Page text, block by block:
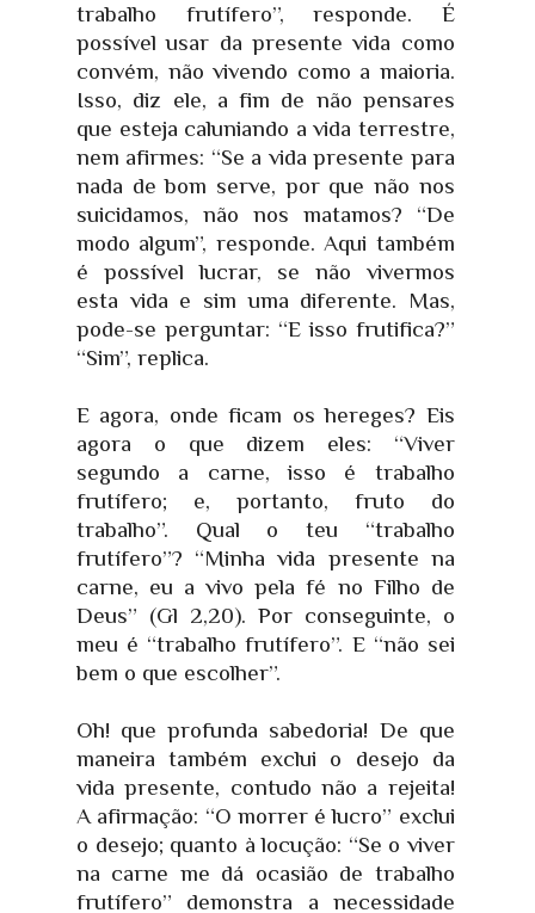
trabalho frutífero”, responde. É
possível usar da presente vida como
convém, não vivendo como a maioria.
Isso, diz ele, a fim de não pensares
que esteja caluniando a vida terrestre,
nem afirmes: “Se a vida presente para
nada de bom serve, por que não nos
suicidamos, não nos matamos? “De
modo algum”, responde. Aqui também
é possível lucrar, se não vivermos
esta vida e sim uma diferente. Mas,
pode-se perguntar: “E isso frutifica?”
“Sim”, replica.
E agora, onde ficam os hereges? Eis
agora o que dizem eles: “Viver
segundo a carne, isso é trabalho
frutífero; e, portanto, fruto do
trabalho”. Qual o teu “trabalho
frutífero”? “Minha vida presente na
carne, eu a vivo pela fé no Filho de
Deus” (Gl 2,20). Por conseguinte, o
meu é “trabalho frutífero”. E “não sei
bem o que escolher”.
Oh! que profunda sabedoria! De que
maneira também exclui o desejo da
vida presente, contudo não a rejeita!
A afirmação: “O morrer é lucro” exclui
o desejo; quanto à locução: “Se o viver
na carne me dá ocasião de trabalho
frutífero” demonstra a necessidade